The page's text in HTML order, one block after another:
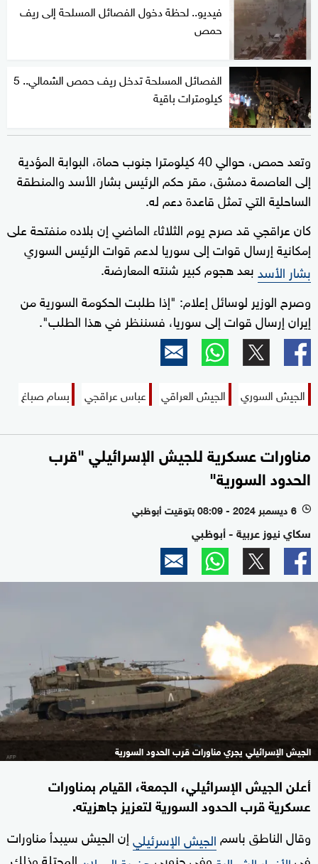
فيديو.. لحظة دخول الفصائل المسلحة إلى ريف
حمص
الفصائل المسلحة تدخل ريف حمص الشمالي.. 5
كيلومترات باقية
وتعد حمص، حوالي 40 كيلومترا جنوب حماة، البوابة المؤدية
إلى العاصمة دمشق، مقر حكم الرئيس بشار الأسد والمنطقة
الساحلية التي تمثل قاعدة دعم له.
كان عراقجي قد صرح يوم الثلاثاء الماضي إن بلاده منفتحة على
إمكانية إرسال قوات إلى سوريا لدعم قوات الرئيس السوري
بشار الأسدبعد هجوم كبير شنته المعارضة.
وصرح الوزير لوسائل إعلام: "إذا طلبت الحكومة السورية من
إيران إرسال قوات إلى سوريا، فسننظر في هذا الطلب".
الجيش السوري الجيش العراقي عباس عراقجي بسام صباغ
مناورات عسكرية للجيش الإسرائيلي "قرب
الحدود السورية"
l 6 ديسمبر 2024 - 08:09 بتوقيت أبوظبي
سكاي نيوز عربية - أبوظبي
الجيش الإسرائيلي يجري مناورات قرب الحدود السورية
أعلن الجيش الإسرائيلي، الجمعة، القيام بمناورات
عسكرية قرب الحدود السورية لتعزيز جاهزيته.
وقال الناطق باسم الجيش الإسرئيليإن الجيش سيبدأ مناورات
في
وفي جنوبي المحتلة وذلك